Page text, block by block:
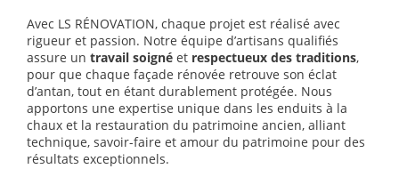
Avec LS RÉNOVATION, chaque projet est réalisé avec
rigueur et passion. Notre équipe d’artisans qualifiés
assure un travail soigné et respectueux des traditions,
pour que chaque façade rénovée retrouve son éclat
d’antan, tout en étant durablement protégée. Nous
apportons une expertise unique dans les enduits à la
chaux et la restauration du patrimoine ancien, alliant
technique, savoir-faire et amour du patrimoine pour des
résultats exceptionnels.